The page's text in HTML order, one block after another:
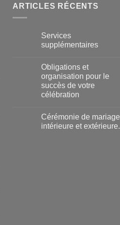
ARTICLES RÉCENTS
Services
supplémentaires
Obligations et
organisation pour le
succès de votre
célébration
Cérémonie de mariage
intérieure et extérieure.